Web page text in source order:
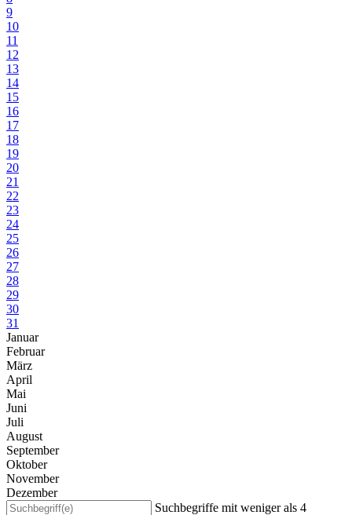
9
10
11
12
13
14
15
16
17
18
19
20
21
22
23
24
25
26
27
28
29
30
31
Januar
Februar
März
April
Mai
Juni
Juli
August
September
Oktober
November
Dezember
Suchbegriffe mit weniger als 4